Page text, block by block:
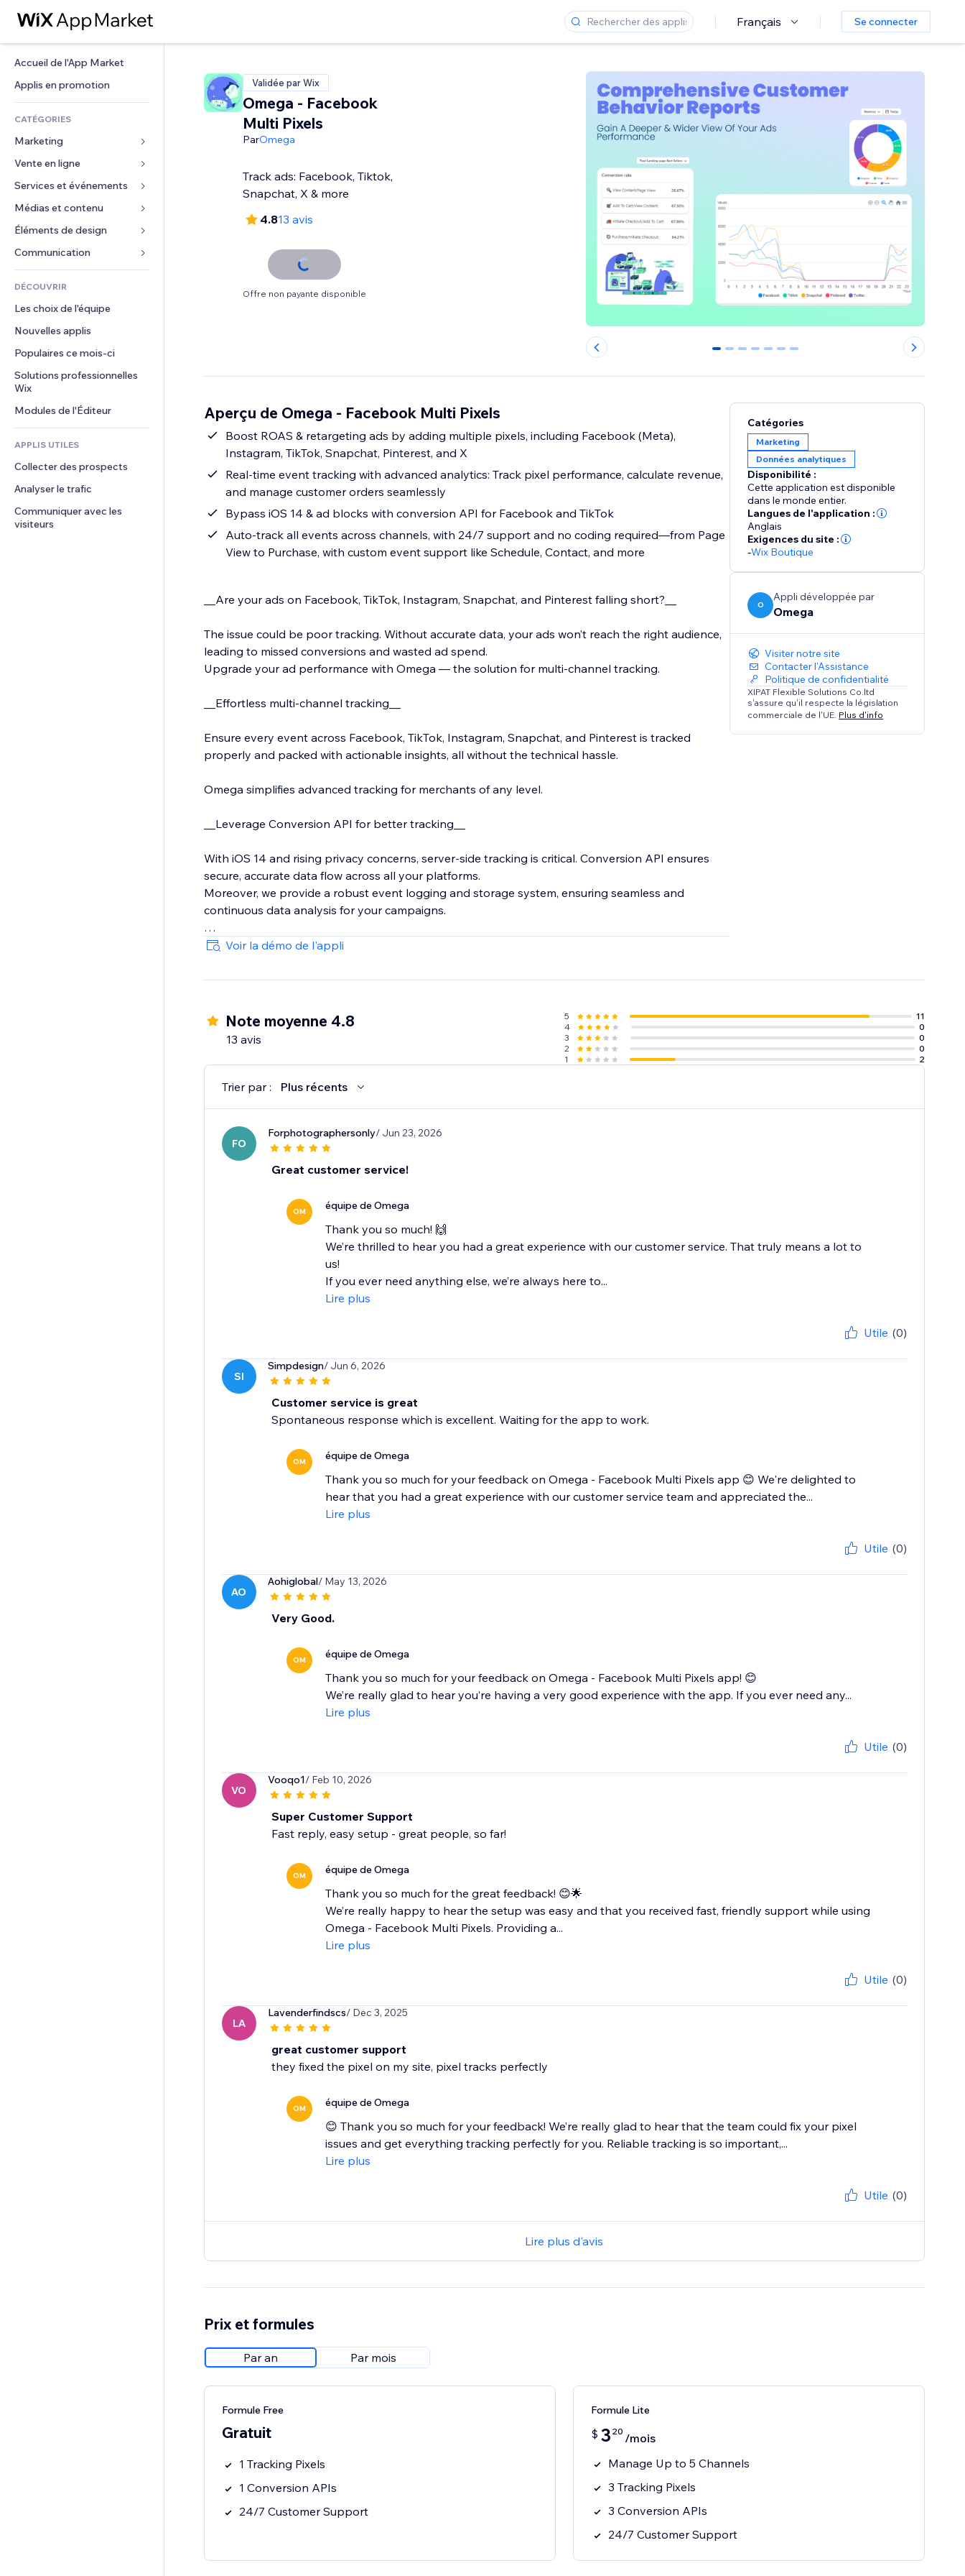
Français Se connecter
Accueil de l'App Market
Applis en promotion
CATÉGORIES
Marketing
Publicités
Mobile
Données analytiques
Réseaux sociaux
Classement de sites
E-mail
Vente en ligne
Applis pour les boutiques
Expédition et livraison
Boutons Vente
Comptabilité
Coupons et fidélisation
Solutions d'entreposage
Financement participatif
Alimentation et boissons
Services et événements
Hôtels
Événements
Restaurants
Immobilier
Réservations
Médias et contenu
Galerie
Musique
Podcasts
Photographie
Vidéo
PDF
Partage de fichiers
Actualités
Services de contenu
Effets de texte
Éléments de design
Cartes et navigation
Confidentialité
Horloge
Modèles de pages
Effets sur images
Boutons et menus
Bannières et badges
Calculateurs
Rechercher
Formulaires
Sondages
Chat
Commentaires
Téléphone
Communauté
Avis et commentaires
DÉCOUVRIR
Les choix de l'équipe
Nouvelles applis
Populaires ce mois‑ci
Solutions professionnelles
Wix
Modules de l'Éditeur
APPLIS UTILES
Collecter des prospects
Analyser le trafic
Communiquer avec les
visiteurs
Validée par Wix
Omega - Facebook
Multi Pixels
ParOmega
Track ads: Facebook, Tiktok,
Snapchat, X & more
4.813 avis
Offre non payante disponible
0 1 2 3 4 5 6
Aperçu de Omega - Facebook Multi Pixels
Boost ROAS & retargeting ads by adding multiple pixels, including Facebook (Meta),
Instagram, TikTok, Snapchat, Pinterest, and X
Real-time event tracking with advanced analytics: Track pixel performance, calculate revenue,
and manage customer orders seamlessly
Bypass iOS 14 & ad blocks with conversion API for Facebook and TikTok
Auto-track all events across channels, with 24/7 support and no coding required—from Page
View to Purchase, with custom event support like Schedule, Contact, and more
__Are your ads on Facebook, TikTok, Instagram, Snapchat, and Pinterest falling short?__
The issue could be poor tracking. Without accurate data, your ads won’t reach the right audience,
leading to missed conversions and wasted ad spend.
Upgrade your ad performance with Omega — the solution for multi-channel tracking.
__Effortless multi-channel tracking__
Ensure every event across Facebook, TikTok, Instagram, Snapchat, and Pinterest is tracked
properly and packed with actionable insights, all without the technical hassle.
Omega simplifies advanced tracking for merchants of any level.
__Leverage Conversion API for better tracking__
With iOS 14 and rising privacy concerns, server-side tracking is critical. Conversion API ensures
secure, accurate data flow across all your platforms.
Moreover, we provide a robust event logging and storage system, ensuring seamless and
continuous data analysis for your campaigns.
We also support customizing events tailored to your store, such as Schedule, Contact, Subscribe,
Voir la démo de l'appli
Catégories
Marketing
Données analytiques
Disponibilité :
Cette application est disponible
dans le monde entier.
Langues de l'application :
Anglais
Exigences du site :
-Wix Boutique
O
Appli développée par
Omega
Visiter notre site
Contacter l'Assistance
Politique de confidentialité
XIPAT Flexible Solutions Co.ltd
s'assure qu'il respecte la législation
commerciale de l'UE. Plus d'info
Note moyenne 4.8
13 avis
5
11
4
0
3
0
2
0
1
2
Trier par : Plus récents
FO
Forphotographersonly/ Jun 23, 2026
Great customer service!
OM équipe de Omega
Thank you so much! 🙌
We’re thrilled to hear you had a great experience with our customer service. That truly means a lot to
us!
If you ever need anything else, we’re always here to...
Lire plus
Utile (0)
SI
Simpdesign/ Jun 6, 2026
Customer service is great
Spontaneous response which is excellent. Waiting for the app to work.
OM équipe de Omega
Thank you so much for your feedback on Omega - Facebook Multi Pixels app 😊 We're delighted to
hear that you had a great experience with our customer service team and appreciated the...
Lire plus
Utile (0)
AO
Aohiglobal/ May 13, 2026
Very Good.
OM équipe de Omega
Thank you so much for your feedback on Omega - Facebook Multi Pixels app! 😊
We’re really glad to hear you’re having a very good experience with the app. If you ever need any...
Lire plus
Utile (0)
VO
Vooqo1/ Feb 10, 2026
Super Customer Support
Fast reply, easy setup - great people, so far!
OM équipe de Omega
Thank you so much for the great feedback! 😊🌟
We’re really happy to hear the setup was easy and that you received fast, friendly support while using
Omega - Facebook Multi Pixels. Providing a...
Lire plus
Utile (0)
LA
Lavenderfindscs/ Dec 3, 2025
great customer support
they fixed the pixel on my site, pixel tracks perfectly
OM équipe de Omega
😊 Thank you so much for your feedback! We’re really glad to hear that the team could fix your pixel
issues and get everything tracking perfectly for you. Reliable tracking is so important,...
Lire plus
Utile (0)
Lire plus d'avis
Prix et formules
Par an Par mois
Formule Free
Gratuit
1 Tracking Pixels
1 Conversion APIs
24/7 Customer Support
Formule Lite
$ 3 20 /mois
Manage Up to 5 Channels
3 Tracking Pixels
3 Conversion APIs
24/7 Customer Support